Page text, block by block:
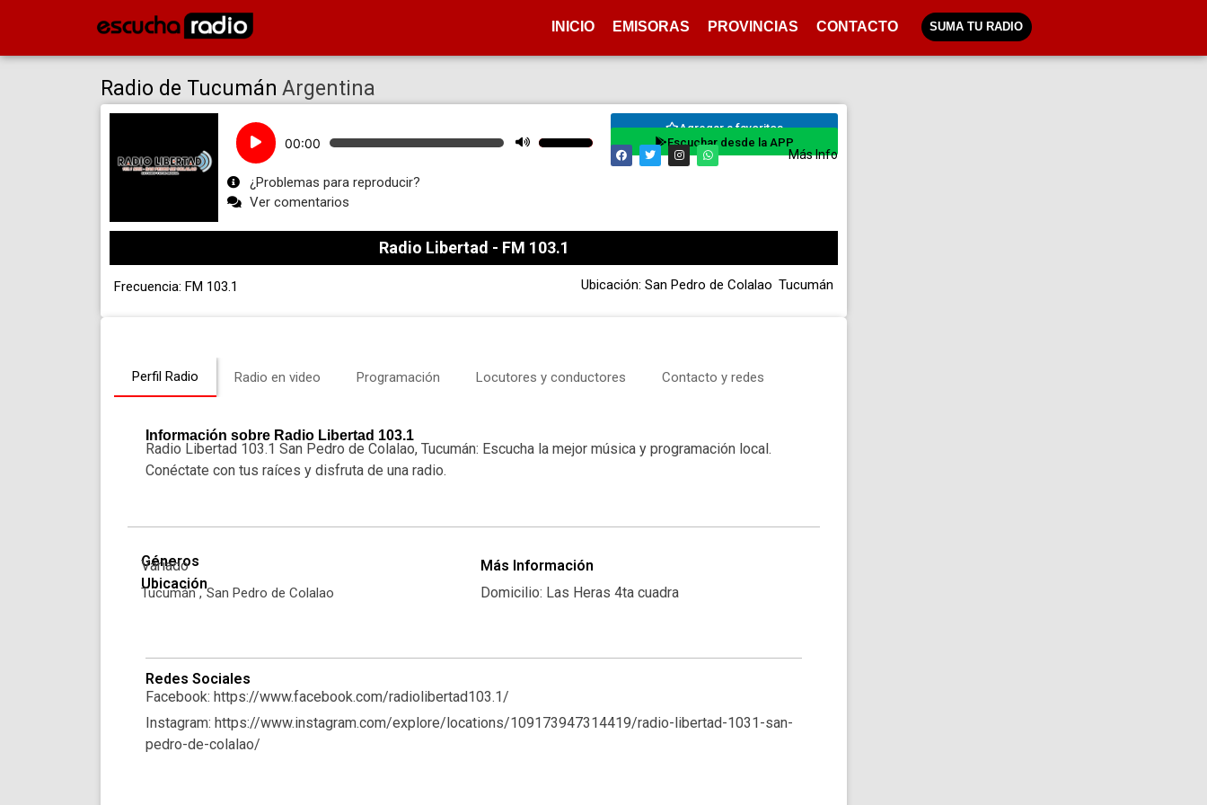
INICIO EMISORAS PROVINCIAS CONTACTO SUMA TU RADIO
Radio de Tucumán Argentina
Reproductor
de
audio
00:00
Utiliza
flecha
arriba/abajo
volumen.
¿Problemas para reproducir?
Ver comentarios
Agregar a favoritos
Escuchar desde la APP
Más Info
Radio Libertad - FM 103.1
Frecuencia: FM 103.1 Ubicación: San Pedro de Colalao Tucumán
Perfil Radio Radio en video Programación Locutores y conductores Contacto y redes
Información sobre Radio Libertad 103.1
Radio Libertad 103.1 San Pedro de Colalao, Tucumán: Escucha la mejor música y programación local.
Conéctate con tus raíces y disfruta de una radio.
Géneros
Variado
Ubicación
Tucumán , San Pedro de Colalao
Más Información
Domicilio: Las Heras 4ta cuadra
Redes Sociales
Facebook: https://www.facebook.com/radiolibertad103.1/
Instagram: https://www.instagram.com/explore/locations/109173947314419/radio-libertad-1031-san-
pedro-de-colalao/